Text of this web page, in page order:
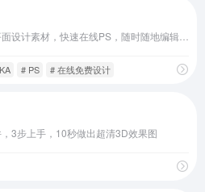
# PS # 在线免费设计
3步上手，10秒做出超清3D效果图